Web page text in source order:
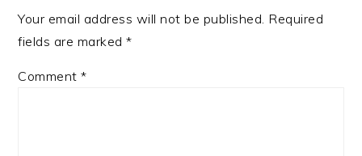
Your email address will not be published. Required
fields are marked*
Comment*